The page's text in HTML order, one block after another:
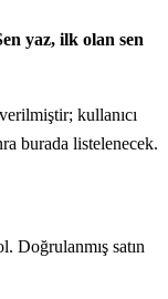
yaz, ilk olan sen
kullanıcı
burada listelenecek.
Doğrulanmış satın